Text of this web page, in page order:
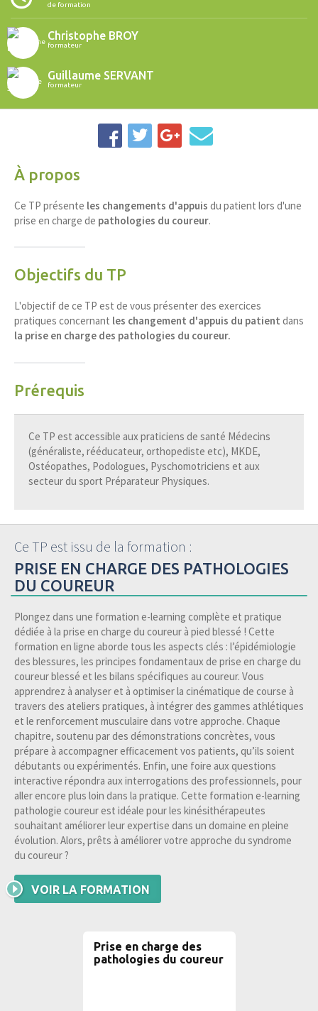
de formation
Christophe BROY
formateur
Guillaume SERVANT
formateur
À propos
Ce TP présente les changements d'appuis du patient lors d'une
prise en charge de pathologies du coureur.
Objectifs du TP
L'objectif de ce TP est de vous présenter des exercices
pratiques concernant les changement d'appuis du patient dans
la prise en charge des pathologies du coureur.
Prérequis
Ce TP est accessible aux praticiens de santé Médecins
(généraliste, rééducateur, orthopediste etc), MKDE,
Ostéopathes, Podologues, Pyschomotriciens et aux
secteur du sport Préparateur Physiques.
Ce TP est issu de la formation :
PRISE EN CHARGE DES PATHOLOGIES
DU COUREUR
Plongez dans une formation e-learning complète et pratique
dédiée à la prise en charge du coureur à pied blessé ! Cette
formation en ligne aborde tous les aspects clés : l’épidémiologie
des blessures, les principes fondamentaux de prise en charge du
coureur blessé et les bilans spécifiques au coureur. Vous
apprendrez à analyser et à optimiser la cinématique de course à
travers des ateliers pratiques, à intégrer des gammes athlétiques
et le renforcement musculaire dans votre approche. Chaque
chapitre, soutenu par des démonstrations concrètes, vous
prépare à accompagner efficacement vos patients, qu’ils soient
débutants ou expérimentés. Enfin, une foire aux questions
interactive répondra aux interrogations des professionnels, pour
aller encore plus loin dans la pratique. Cette formation e-learning
pathologie coureur est idéale pour les kinésithérapeutes
souhaitant améliorer leur expertise dans un domaine en pleine
évolution. Alors, prêts à améliorer votre approche du syndrome
du coureur ?
VOIR LA FORMATION
Prise en charge des
pathologies du coureur